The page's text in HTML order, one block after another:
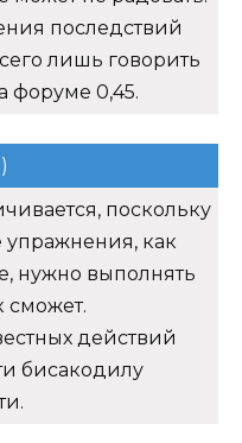
последствий
лишь говорить
форуме 0,45.
поскольку
как
нужно выполнять
сможет.
действий
бисакодилу